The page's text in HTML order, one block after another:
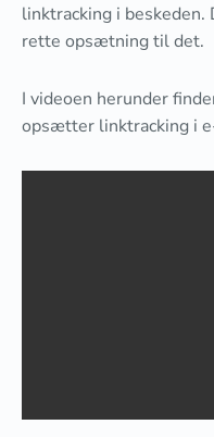
linktracking i
rette opsætning til det.
I videoen herunder
opsætter linktracking i